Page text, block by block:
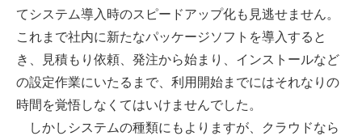
てシステム導入時のスピードアップ化も見逃せません。
これまで社内に新たなパッケージソフトを導入すると
き、見積もり依頼、発注から始まり、インストールなど
の設定作業にいたるまで、利用開始までにはそれなりの
時間を覚悟しなくてはいけませんでした。
しかしシステムの種類にもよりますが、クラウドなら